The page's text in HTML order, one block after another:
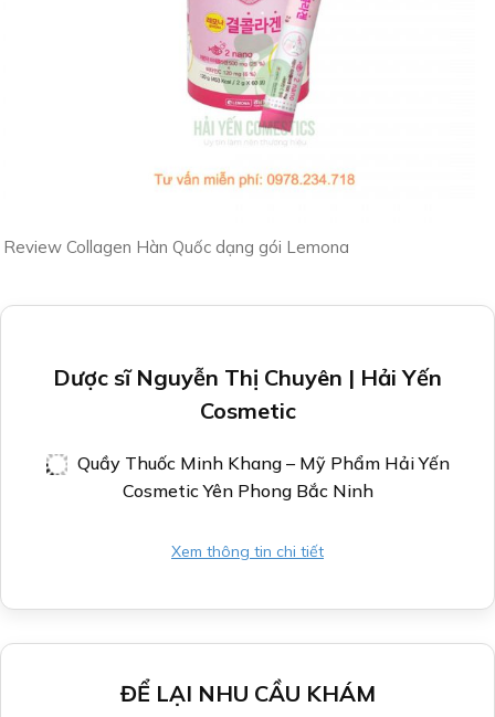
Review Collagen Hàn Quốc dạng gói Lemona
Dược sĩ Nguyễn Thị Chuyên | Hải Yến
Cosmetic
Quầy Thuốc Minh Khang – Mỹ Phẩm Hải Yến
Cosmetic Yên Phong Bắc Ninh
Xem thông tin chi tiết
ĐỂ LẠI NHU CẦU KHÁM